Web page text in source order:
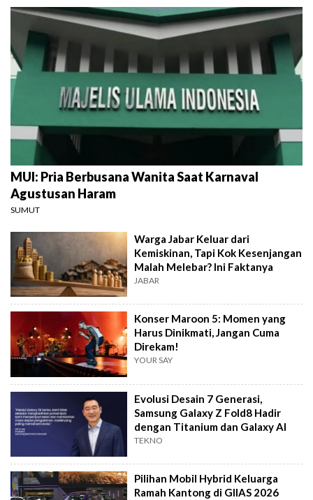
MUI: Pria Berbusana Wanita Saat Karnaval
Agustusan Haram
SUMUT
Warga Jabar Keluar dari
Kemiskinan, Tapi Kok Kesenjangan
Malah Melebar? Ini Faktanya
JABAR
Konser Maroon 5: Momen yang
Harus Dinikmati, Jangan Cuma
Direkam!
YOUR SAY
Evolusi Desain 7 Generasi,
Samsung Galaxy Z Fold8 Hadir
dengan Titanium dan Galaxy AI
TEKNO
Pilihan Mobil Hybrid Keluarga
Ramah Kantong di GIIAS 2026